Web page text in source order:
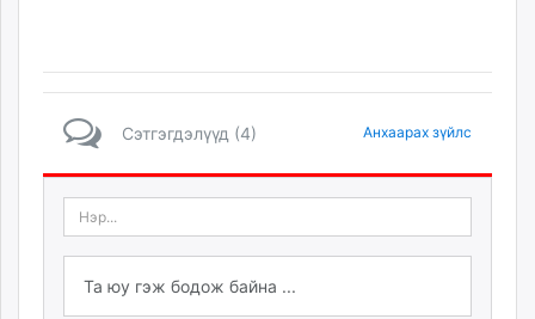
Сэтгэгдэлүүд (4) Анхаарах зүйлс